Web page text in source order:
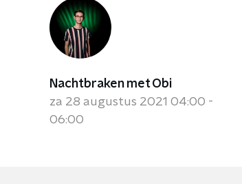
Nachtbraken met Obi
za 28 augustus 2021 04:00 -
06:00